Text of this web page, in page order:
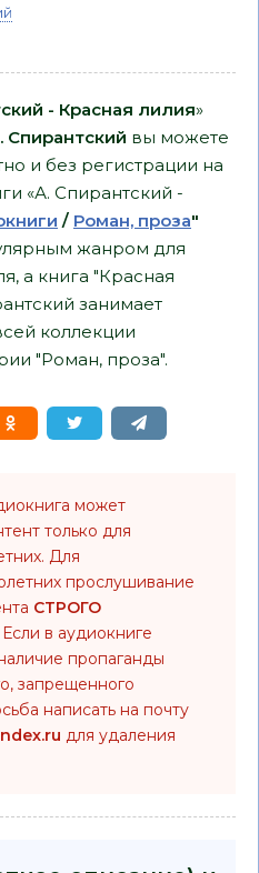
- Красная лилия»
Спирантский вы можете
и без регистрации на
«А. Спирантский -
/ Роман, проза"
жанром для
а книга "Красная
занимает
коллекции
"Роман, проза".
может
только для
Для
прослушивание
СТРОГО
Если в аудиокниге
пропаганды
запрещенного
написать на почту
для удаления